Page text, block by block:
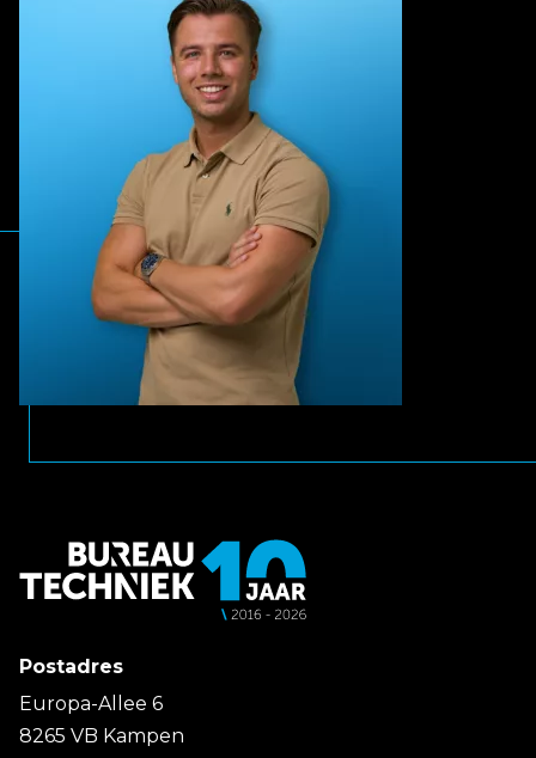
Postadres
Europa-Allee 6
8265 VB Kampen